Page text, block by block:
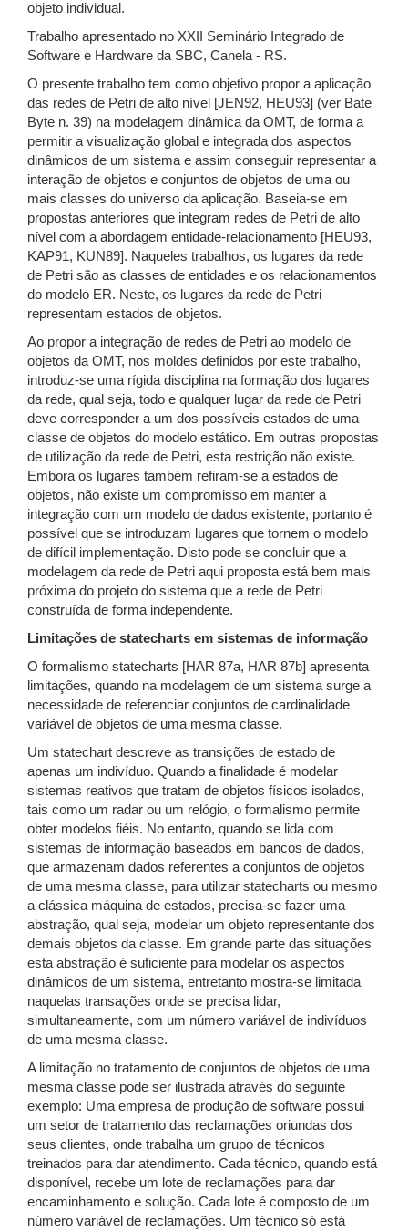
objeto individual.
Trabalho apresentado no XXII Seminário Integrado de
Software e Hardware da SBC, Canela - RS.
O presente trabalho tem como objetivo propor a aplicação
das redes de Petri de alto nível [JEN92, HEU93] (ver Bate
Byte n. 39) na modelagem dinâmica da OMT, de forma a
permitir a visualização global e integrada dos aspectos
dinâmicos de um sistema e assim conseguir representar a
interação de objetos e conjuntos de objetos de uma ou
mais classes do universo da aplicação. Baseia-se em
propostas anteriores que integram redes de Petri de alto
nível com a abordagem entidade-relacionamento [HEU93,
KAP91, KUN89]. Naqueles trabalhos, os lugares da rede
de Petri são as classes de entidades e os relacionamentos
do modelo ER. Neste, os lugares da rede de Petri
representam estados de objetos.
Ao propor a integração de redes de Petri ao modelo de
objetos da OMT, nos moldes definidos por este trabalho,
introduz-se uma rígida disciplina na formação dos lugares
da rede, qual seja, todo e qualquer lugar da rede de Petri
deve corresponder a um dos possíveis estados de uma
classe de objetos do modelo estático. Em outras propostas
de utilização da rede de Petri, esta restrição não existe.
Embora os lugares também refiram-se a estados de
objetos, não existe um compromisso em manter a
integração com um modelo de dados existente, portanto é
possível que se introduzam lugares que tornem o modelo
de difícil implementação. Disto pode se concluir que a
modelagem da rede de Petri aqui proposta está bem mais
próxima do projeto do sistema que a rede de Petri
construída de forma independente.
Limitações de statecharts em sistemas de informação
O formalismo statecharts [HAR 87a, HAR 87b] apresenta
limitações, quando na modelagem de um sistema surge a
necessidade de referenciar conjuntos de cardinalidade
variável de objetos de uma mesma classe.
Um statechart descreve as transições de estado de
apenas um indivíduo. Quando a finalidade é modelar
sistemas reativos que tratam de objetos físicos isolados,
tais como um radar ou um relógio, o formalismo permite
obter modelos fiéis. No entanto, quando se lida com
sistemas de informação baseados em bancos de dados,
que armazenam dados referentes a conjuntos de objetos
de uma mesma classe, para utilizar statecharts ou mesmo
a clássica máquina de estados, precisa-se fazer uma
abstração, qual seja, modelar um objeto representante dos
demais objetos da classe. Em grande parte das situações
esta abstração é suficiente para modelar os aspectos
dinâmicos de um sistema, entretanto mostra-se limitada
naquelas transações onde se precisa lidar,
simultaneamente, com um número variável de indivíduos
de uma mesma classe.
A limitação no tratamento de conjuntos de objetos de uma
mesma classe pode ser ilustrada através do seguinte
exemplo: Uma empresa de produção de software possui
um setor de tratamento das reclamações oriundas dos
seus clientes, onde trabalha um grupo de técnicos
treinados para dar atendimento. Cada técnico, quando está
disponível, recebe um lote de reclamações para dar
encaminhamento e solução. Cada lote é composto de um
número variável de reclamações. Um técnico só está